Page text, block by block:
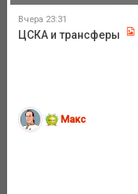
Вчера 23:31
ЦСКА и трансферы
Макс